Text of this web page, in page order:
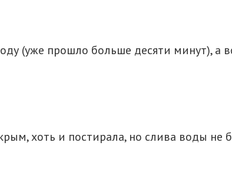
(уже прошло больше десяти минут), а
хоть и постирала, но слива воды не